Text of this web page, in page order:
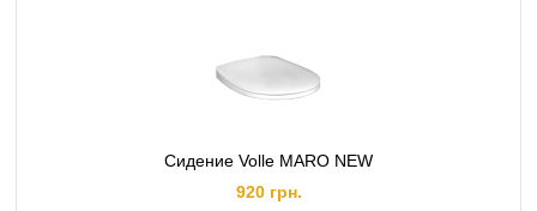
Сидение Volle MARO NEW
920 грн.